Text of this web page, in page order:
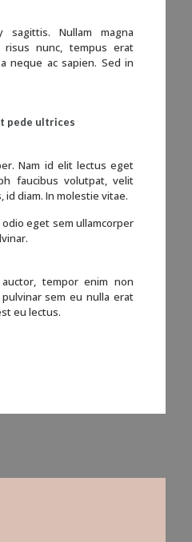
sagittis. Nullam magna
risus nunc, tempus erat
neque ac sapien. Sed in
pede ultrices
Nam id elit lectus eget
faucibus volutpat, velit
id diam. In molestie vitae.
odio eget sem ullamcorper
tempor enim non
sem eu nulla erat
eu lectus.